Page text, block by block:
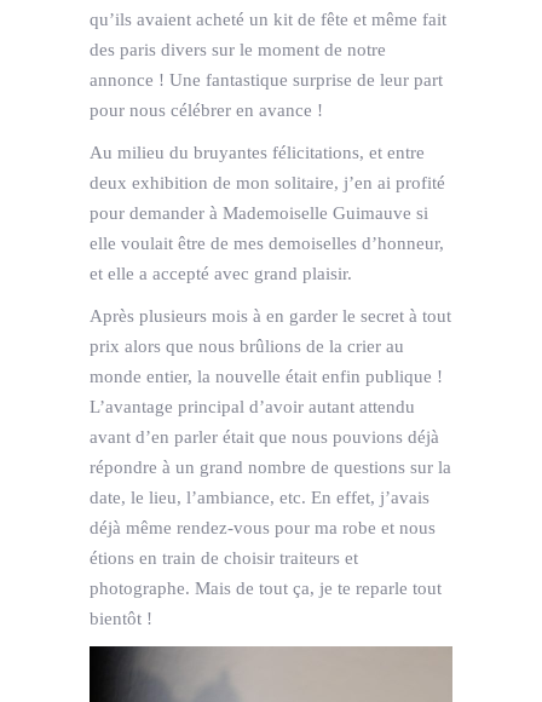
qu’ils avaient acheté un kit de fête et même fait
des paris divers sur le moment de notre
annonce ! Une fantastique surprise de leur part
pour nous célébrer en avance !
Au milieu du bruyantes félicitations, et entre
deux exhibition de mon solitaire, j’en ai profité
pour demander à Mademoiselle Guimauve si
elle voulait être de mes demoiselles d’honneur,
et elle a accepté avec grand plaisir.
Après plusieurs mois à en garder le secret à tout
prix alors que nous brûlions de la crier au
monde entier, la nouvelle était enfin publique !
L’avantage principal d’avoir autant attendu
avant d’en parler était que nous pouvions déjà
répondre à un grand nombre de questions sur la
date, le lieu, l’ambiance, etc. En effet, j’avais
déjà même rendez-vous pour ma robe et nous
étions en train de choisir traiteurs et
photographe. Mais de tout ça, je te reparle tout
bientôt !